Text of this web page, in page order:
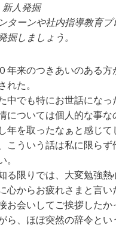
新人発掘
ターンや社内指導教育
掘しましょう。
年来のつきあいのある
れた。
中でも特にお世話になっ
については個人的な事
年を取ったなぁと感じて
こういう話は私に限ら
る限りでは、大変勉強
心からお疲れさまと言い
お会いしてご挨拶した
ら、ほぼ突然の辞令と